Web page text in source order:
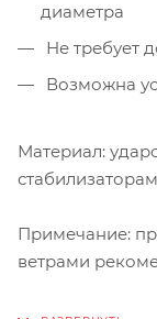
диаметра
Не требует
Возможна
Материал:
Примечание:
ветрами